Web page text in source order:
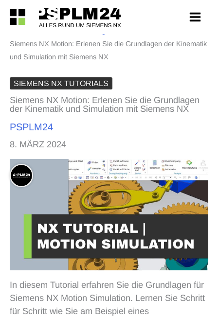
Zum
Inhalt
springen
Siemens NX Motion: Erlenen Sie die Grundlagen der Kinematik
und Simulation mit Siemens NX
SIEMENS NX TUTORIALS
Siemens NX Motion: Erlenen Sie die Grundlagen
der Kinematik und Simulation mit Siemens NX
PSPLM24
8. MÄRZ 2024
In diesem Tutorial erfahren Sie die Grundlagen für
Siemens NX Motion Simulation. Lernen Sie Schritt
für Schritt wie Sie am Beispiel eines